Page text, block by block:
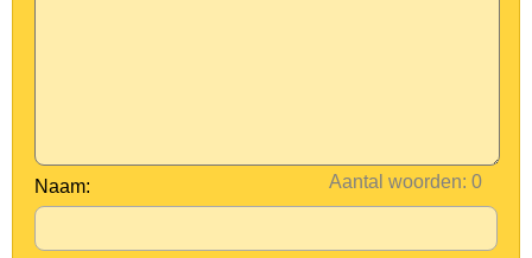
Aantal woorden:
Naam: